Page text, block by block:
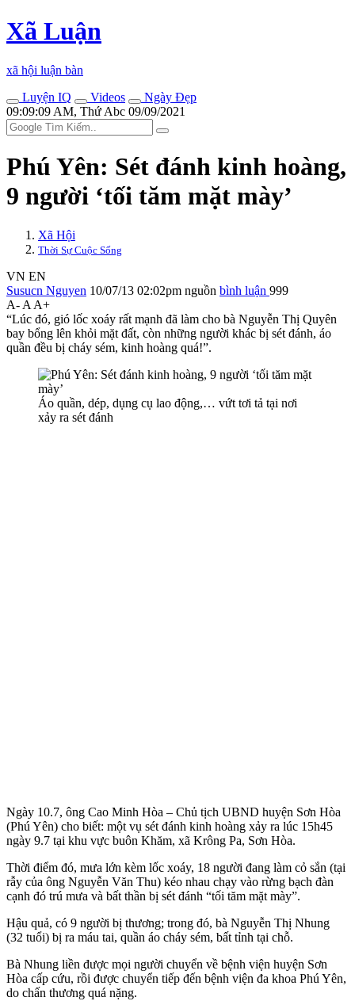
Xã Luận
xã hội luận bàn
Luyện IQ
Videos
Ngày Đẹp
09:09:09 AM, Thứ Abc 09/09/2021
Phú Yên: Sét đánh kinh hoàng,
9 người ‘tối tăm mặt mày’
Xã Hội
Thời Sự Cuộc Sống
VN EN
Susucn Nguyen 10/07/13 02:02pm nguồn bình luận 999
A- A A+
“Lúc đó, gió lốc xoáy rất mạnh đã làm cho bà Nguyễn Thị Quyên
bay bổng lên khỏi mặt đất, còn những người khác bị sét đánh, áo
quần đều bị cháy sém, kinh hoàng quá!”.
Áo quần, dép, dụng cụ lao động,… vứt tơi tả tại nơi
xảy ra sét đánh
Ngày 10.7, ông Cao Minh Hòa – Chủ tịch UBND huyện Sơn Hòa
(Phú Yên) cho biết: một vụ sét đánh kinh hoàng xảy ra lúc 15h45
ngày 9.7 tại khu vực buôn Khăm, xã Krông Pa, Sơn Hòa.
Thời điểm đó, mưa lớn kèm lốc xoáy, 18 người đang làm cỏ sắn (tại
rẫy của ông Nguyễn Văn Thu) kéo nhau chạy vào rừng bạch đàn
cạnh đó trú mưa và bất thần bị sét đánh “tối tăm mặt mày”.
Hậu quả, có 9 người bị thương; trong đó, bà Nguyễn Thị Nhung
(32 tuổi) bị ra máu tai, quần áo cháy sém, bất tỉnh tại chỗ.
Bà Nhung liền được mọi người chuyển về bệnh viện huyện Sơn
Hòa cấp cứu, rồi được chuyển tiếp đến bệnh viện đa khoa Phú Yên,
do chấn thương quá nặng.